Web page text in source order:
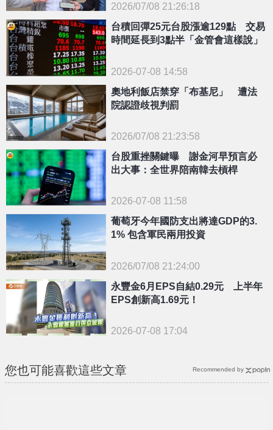
{PLAYICON}
2026/07/08 21:26:18
台積回彈25元台股漲逾129點 交易
時間延長到3點半「金管會這樣說」
2026-07-08 14:58
{PLAYICON}
奧地利飯店禁穿「布基尼」 遭法
院認證歧視判罰
2026/07/08 21:23:58
台股重挫關鍵曝 謝金河早預言必
出大事：全世界陪南韓去槓桿
2026-07-08 11:58
葡萄牙今年國防支出將達GDP的3.
1% 包含軍民兩用投資
2026/07/08 21:24:00
永豐金6月EPS自結0.29元 上半年
EPS創新高1.69元！
2026-07-08 17:04
您也可能喜歡這些文章 Recommended by